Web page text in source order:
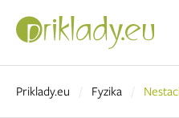
Priklady.eu Fyzika